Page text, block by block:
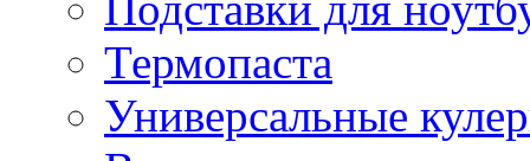
Термопаста
Универсальные